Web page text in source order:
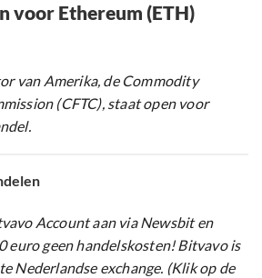
voor Ethereum (ETH)
van Amerika, de Commodity
(CFTC), staat open voor
Account aan via Newsbit en
euro geen handelskosten! Bitvavo is
Nederlandse exchange. (Klik op de